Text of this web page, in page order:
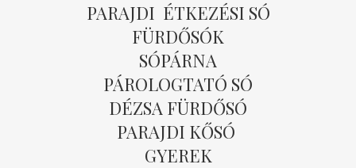
PARAJDI ÉTKEZÉSI SÓ
FÜRDŐSÓK
SÓPÁRNA
PÁROLOGTATÓ SÓ
DÉZSA FÜRDŐSÓ
PARAJDI KŐSÓ
GYEREK